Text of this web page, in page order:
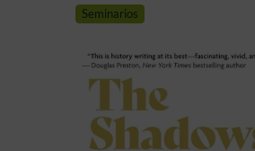
Seminarios